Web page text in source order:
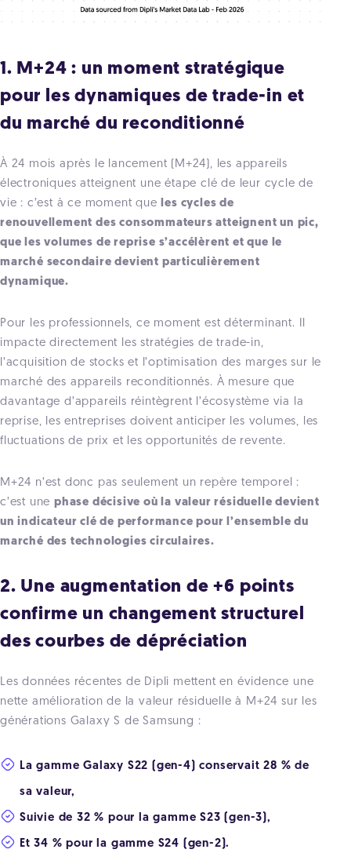
1. M+24 : un moment stratégique
pour les dynamiques de trade-in et
du marché du reconditionné
À 24 mois après le lancement (M+24), les appareils
électroniques atteignent une étape clé de leur cycle de
vie : c’est à ce moment que
les cycles de
renouvellement des consommateurs atteignent un pic,
que les volumes de reprise s’accélèrent et que le
marché secondaire devient particulièrement
dynamique.
Pour les professionnels, ce moment est déterminant. Il
impacte directement les stratégies de trade-in,
l’acquisition de stocks et l’optimisation des marges sur le
marché des appareils reconditionnés. À mesure que
davantage d’appareils réintègrent l’écosystème via la
reprise, les entreprises doivent anticiper les volumes, les
fluctuations de prix et les opportunités de revente.
M+24 n’est donc pas seulement un repère temporel :
c’est une phase décisive où la valeur résiduelle devient
un indicateur clé de performance pour l’ensemble du
marché des technologies circulaires.
2. Une augmentation de +6 points
confirme un changement structurel
des courbes de dépréciation
Les données récentes de Dipli mettent en évidence une
nette amélioration de la valeur résiduelle à M+24 sur les
générations Galaxy S de Samsung :
La gamme Galaxy S22 (gen-4) conservait 28 % de
sa valeur,
Suivie de 32 % pour la gamme S23 (gen-3),
Et 34 % pour la gamme S24 (gen-2).